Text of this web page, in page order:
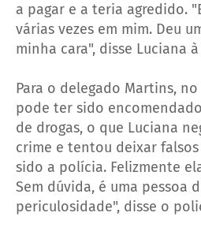
a pagar e a teria agredido.
várias vezes em mim. Deu
minha cara", disse Luciana
Para o delegado Martins,
pode ter sido
de drogas, o que Luciana
crime e tentou deixar
sido a polícia. Felizmente
Sem dúvida, é uma pessoa
periculosidade", disse o